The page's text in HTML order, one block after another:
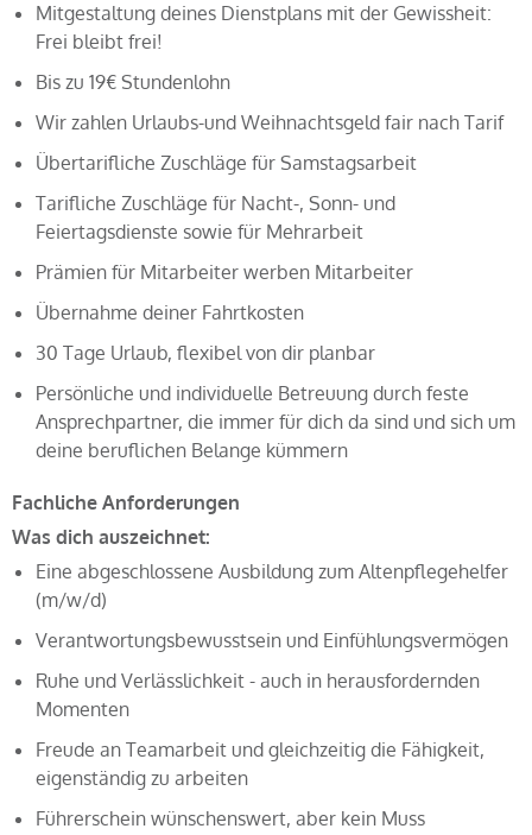
Mitgestaltung deines Dienstplans mit der Gewissheit:
Frei bleibt frei!
Bis zu 19€ Stundenlohn
Wir zahlen Urlaubs-und Weihnachtsgeld fair nach Tarif
Übertarifliche Zuschläge für Samstagsarbeit
Tarifliche Zuschläge für Nacht-, Sonn- und
Feiertagsdienste sowie für Mehrarbeit
Prämien für Mitarbeiter werben Mitarbeiter
Übernahme deiner Fahrtkosten
30 Tage Urlaub, flexibel von dir planbar
Persönliche und individuelle Betreuung durch feste
Ansprechpartner, die immer für dich da sind und sich um
deine beruflichen Belange kümmern
Fachliche Anforderungen
Was dich auszeichnet:
Eine abgeschlossene Ausbildung zum Altenpflegehelfer
(m/w/d)
Verantwortungsbewusstsein und Einfühlungsvermögen
Ruhe und Verlässlichkeit - auch in herausfordernden
Momenten
Freude an Teamarbeit und gleichzeitig die Fähigkeit,
eigenständig zu arbeiten
Führerschein wünschenswert, aber kein Muss